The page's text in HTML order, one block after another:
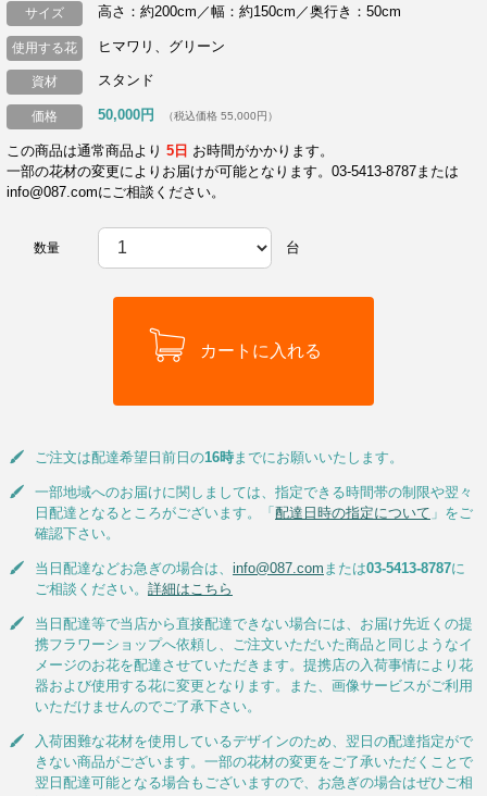
サイズ 高さ：約200cm／幅：約150cm／奥行き：50cm
使用する花 ヒマワリ、グリーン
資材 スタンド
価格 50,000円 （税込価格 55,000円）
この商品は通常商品より5日 お時間がかかります。
一部の花材の変更によりお届けが可能となります。03-5413-8787または
info@087.comにご相談ください。
数量 台
ご注文は配達希望日前日の16時までにお願いいたします。
一部地域へのお届けに関しましては、指定できる時間帯の制限や翌々
日配達となるところがございます。「 配達日時の指定について 」をご
確認下さい。
当日配達などお急ぎの場合は、 info@087.com または03-5413-8787に
ご相談ください。 詳細はこちら
当日配達等で当店から直接配達できない場合には、お届け先近くの提
携フラワーショップへ依頼し、ご注文いただいた商品と同じようなイ
メージのお花を配達させていただきます。提携店の入荷事情により花
器および使用する花に変更となります。また、画像サービスがご利用
いただけませんのでご了承下さい。
入荷困難な花材を使用しているデザインのため、翌日の配達指定がで
きない商品がございます。一部の花材の変更をご了承いただくことで
翌日配達可能となる場合もございますので、お急ぎの場合はぜひご相